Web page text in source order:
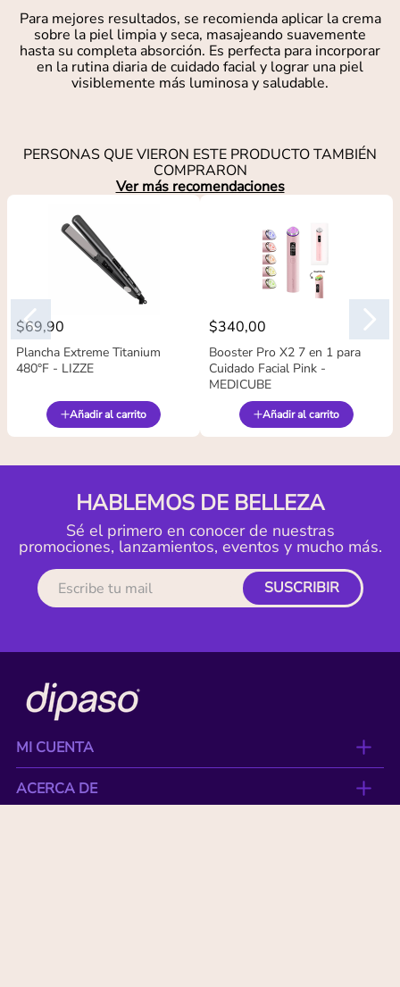
Para mejores resultados, se recomienda aplicar la crema
sobre la piel limpia y seca, masajeando suavemente
hasta su completa absorción. Es perfecta para incorporar
en la rutina diaria de cuidado facial y lograr una piel
visiblemente más luminosa y saludable.
PERSONAS QUE VIERON ESTE PRODUCTO TAMBIÉN
COMPRARON
Ver más recomendaciones
$69,90
Plancha Extreme Titanium
480°F - LIZZE
Añadir al carrito
$340,00
Booster Pro X2 7 en 1 para
Cuidado Facial Pink -
MEDICUBE
Añadir al carrito
HABLEMOS DE BELLEZA
Sé el primero en conocer de nuestras
promociones, lanzamientos, eventos y mucho más.
SUSCRIBIR
MI CUENTA
ACERCA DE